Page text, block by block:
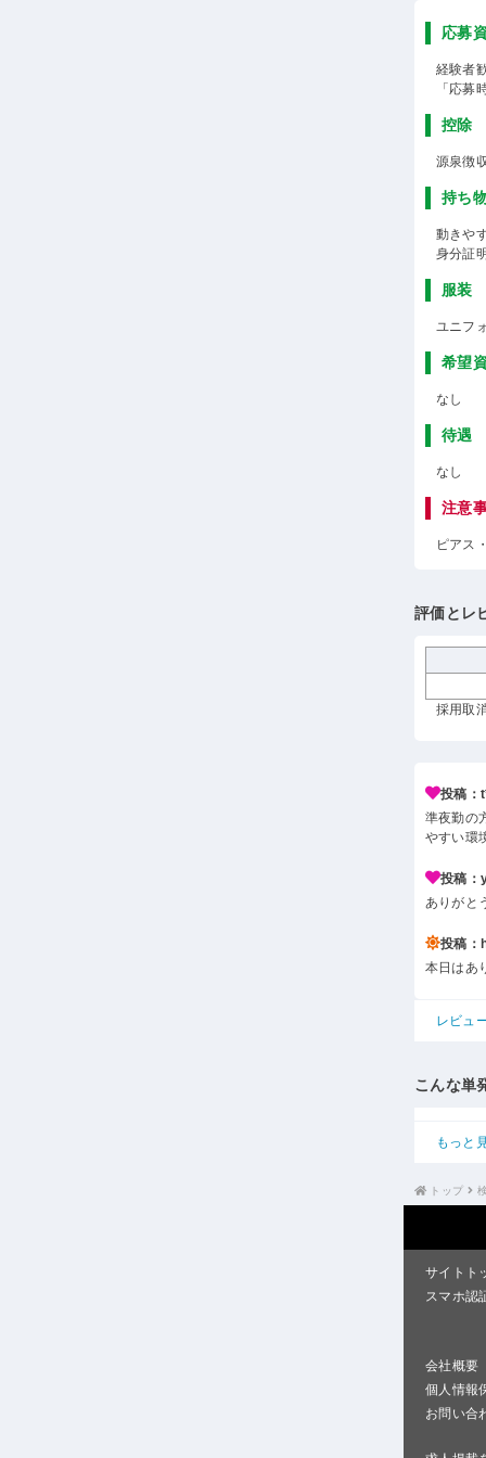
応募
経験者
「応募
控除
源泉徴
持ち
動きや
身分証
服装
ユニフ
希望
なし
待遇
なし
注意
ピアス
評価とレ
採用取
投稿：
準夜勤の
やすい環
投稿：
ありがと
投稿
本日はあ
レビュ
こんな単
もっと
トップ
サイトト
スマホ認
会社概要
個人情報
お問い合